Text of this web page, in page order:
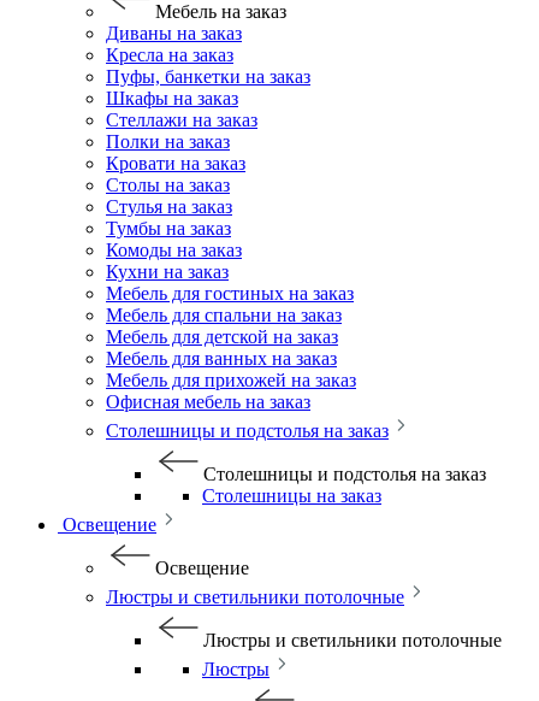
Мебель на заказ
Диваны на заказ
Кресла на заказ
Пуфы, банкетки на заказ
Шкафы на заказ
Стеллажи на заказ
Полки на заказ
Кровати на заказ
Столы на заказ
Стулья на заказ
Тумбы на заказ
Комоды на заказ
Кухни на заказ
Мебель для гостиных на заказ
Мебель для спальни на заказ
Мебель для детской на заказ
Мебель для ванных на заказ
Мебель для прихожей на заказ
Офисная мебель на заказ
Столешницы и подстолья на заказ
Столешницы и подстолья на заказ
Столешницы на заказ
Освещение
Освещение
Люстры и светильники потолочные
Люстры и светильники потолочные
Люстры